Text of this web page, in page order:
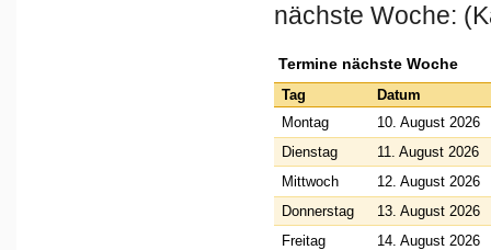
nächste Woche:
Termine nächste Woche
Tag
Datum
Montag
10. August 2026
Dienstag
11. August 2026
Mittwoch
12. August 2026
Donnerstag
13. August 2026
Freitag
14. August 2026